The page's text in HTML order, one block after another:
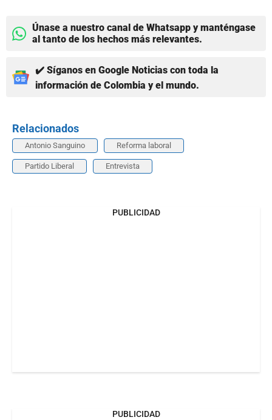
Únase a nuestro canal de Whatsapp y manténgase
al tanto de los hechos más relevantes.
✔️ Síganos en Google Noticias con toda la
información de Colombia y el mundo.
Relacionados
Antonio Sanguino Reforma laboral
Partido Liberal Entrevista
PUBLICIDAD
PUBLICIDAD